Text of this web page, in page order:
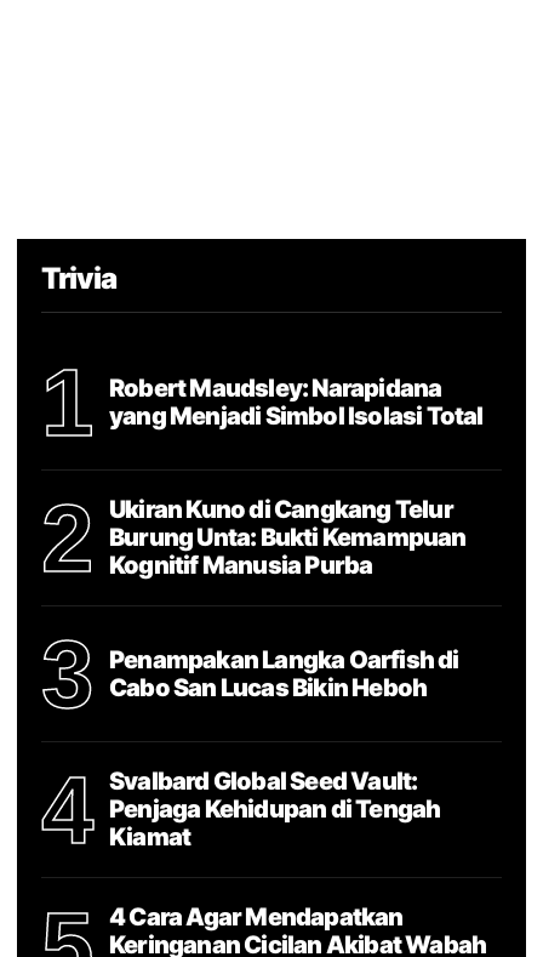
Trivia
1
Robert Maudsley: Narapidana
yang Menjadi Simbol Isolasi Total
2
Ukiran Kuno di Cangkang Telur
Burung Unta: Bukti Kemampuan
Kognitif Manusia Purba
3
Penampakan Langka Oarfish di
Cabo San Lucas Bikin Heboh
4
Svalbard Global Seed Vault:
Penjaga Kehidupan di Tengah
Kiamat
4 Cara Agar Mendapatkan
Keringanan Cicilan Akibat Wabah